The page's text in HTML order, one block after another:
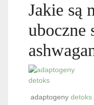
Jakie są
uboczne
adaptogeny detoks